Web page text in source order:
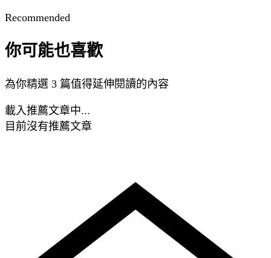
Recommended
你可能也喜歡
為你精選 3 篇值得延伸閱讀的內容
載入推薦文章中...
目前沒有推薦文章